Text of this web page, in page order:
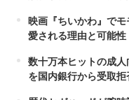
映画『ちいかわ』で
愛される理由と可能性
数十万本ヒットの成
を国内銀行から受取